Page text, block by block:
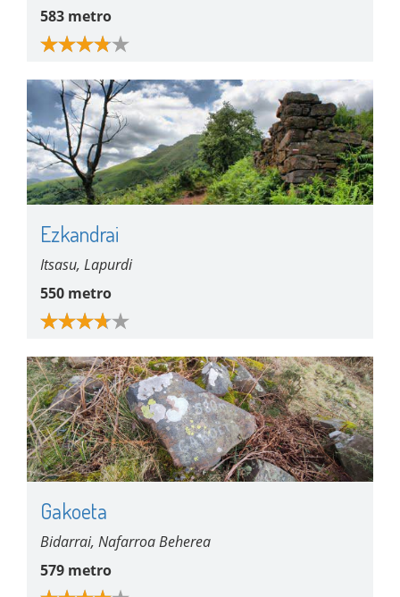
583 metro
Ezkandrai
Itsasu, Lapurdi
550 metro
Gakoeta
Bidarrai, Nafarroa Beherea
579 metro